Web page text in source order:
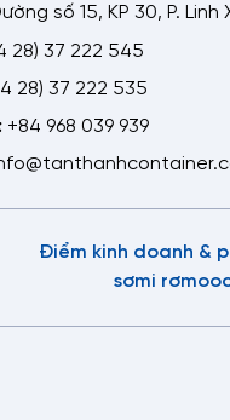
số 15, KP 30, P. Linh
28) 37 222 545
28) 37 222 535
+84 968 039 939
Điểm kinh doanh &
sơmi